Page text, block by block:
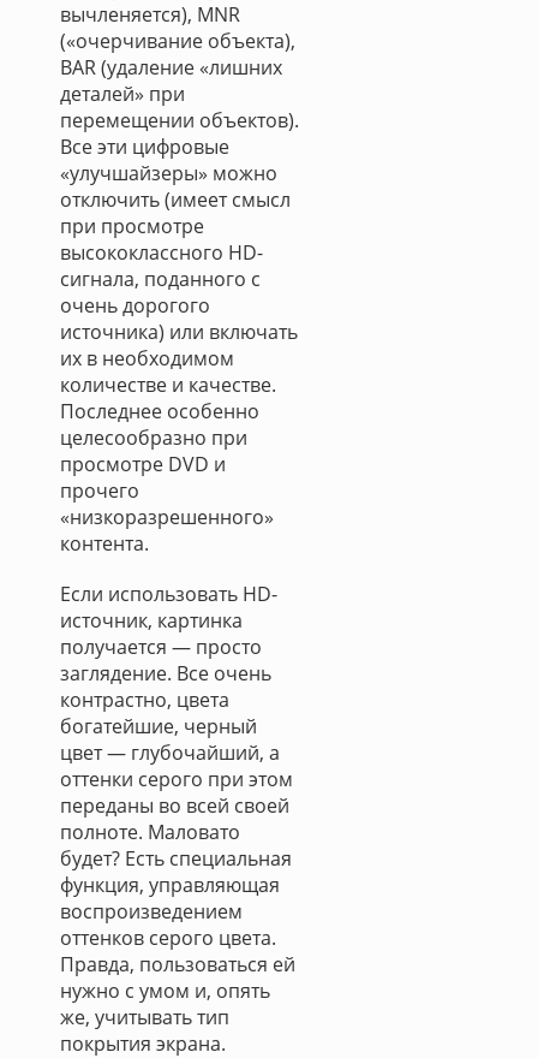
вычленяется), MNR
(«очерчивание объекта),
BAR (удаление «лишних
деталей» при
перемещении объектов).
Все эти цифровые
«улучшайзеры» можно
отключить (имеет смысл
при просмотре
высококлассного HD-
сигнала, поданного с
очень дорогого
источника) или включать
их в необходимом
количестве и качестве.
Последнее особенно
целесообразно при
просмотре DVD и
прочего
«низкоразрешенного»
контента.
Если использовать HD-
источник, картинка
получается — просто
заглядение. Все очень
контрастно, цвета
богатейшие, черный
цвет — глубочайший, а
оттенки серого при этом
переданы во всей своей
полноте. Маловато
будет? Есть специальная
функция, управляющая
воспроизведением
оттенков серого цвета.
Правда, пользоваться ей
нужно с умом и, опять
же, учитывать тип
покрытия экрана.